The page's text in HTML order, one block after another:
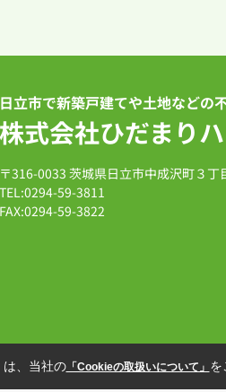
日立市で新築戸建てや土地などの
株式会社ひだまり
〒316-0033 茨城県日立市中成沢町３丁
TEL:0294-59-3811
FAX:0294-59-3822
は、当社の「Cookieの取扱いについて」 を